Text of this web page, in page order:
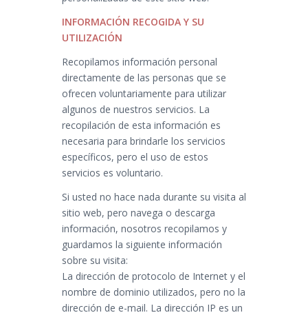
INFORMACIÓN RECOGIDA Y SU
UTILIZACIÓN
Recopilamos información personal
directamente de las personas que se
ofrecen voluntariamente para utilizar
algunos de nuestros servicios. La
recopilación de esta información es
necesaria para brindarle los servicios
específicos, pero el uso de estos
servicios es voluntario.
Si usted no hace nada durante su visita al
sitio web, pero navega o descarga
información, nosotros recopilamos y
guardamos la siguiente información
sobre su visita:
La dirección de protocolo de Internet y el
nombre de dominio utilizados, pero no la
dirección de e-mail. La dirección IP es un